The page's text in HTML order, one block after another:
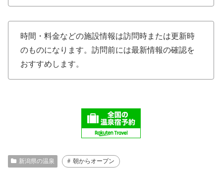
時間・料金などの施設情報は訪問時または更新時
のものになります。訪問前には最新情報の確認を
おすすめします。
新潟県の温泉 朝からオープン